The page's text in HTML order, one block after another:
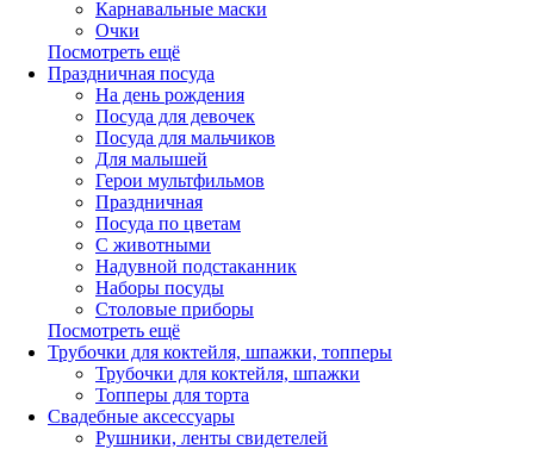
Карнавальные маски
Очки
Посмотреть ещё
Праздничная посуда
На день рождения
Посуда для девочек
Посуда для мальчиков
Для малышей
Герои мультфильмов
Праздничная
Посуда по цветам
С животными
Надувной подстаканник
Наборы посуды
Столовые приборы
Посмотреть ещё
Трубочки для коктейля, шпажки, топперы
Трубочки для коктейля, шпажки
Топперы для торта
Свадебные аксессуары
Рушники, ленты свидетелей